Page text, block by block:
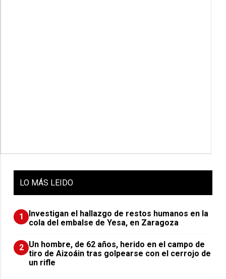
LO MÁS LEIDO
1
Investigan el hallazgo de restos humanos en la
cola del embalse de Yesa, en Zaragoza
2 Un hombre, de 62 años, herido en el campo de
tiro de Aizoáin tras golpearse con el cerrojo de
un rifle